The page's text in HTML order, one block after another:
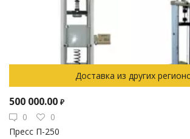
Доставка из других
500 000.00 ₽
0
0
Пресс П-250